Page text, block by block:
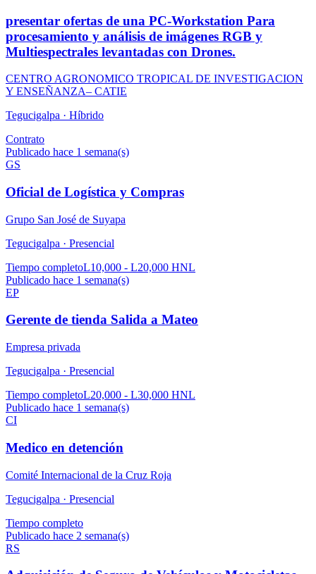
presentar ofertas de una PC-Workstation Para
procesamiento y análisis de imágenes RGB y
Multiespectrales levantadas con Drones.
CENTRO AGRONOMICO TROPICAL DE INVESTIGACION
Y ENSEÑANZA– CATIE
Tegucigalpa · Híbrido
Contrato
Publicado hace 1 semana(s)
GS
Oficial de Logística y Compras
Grupo San José de Suyapa
Tegucigalpa · Presencial
Tiempo completoL10,000 - L20,000 HNL
Publicado hace 1 semana(s)
EP
Gerente de tienda Salida a Mateo
Empresa privada
Tegucigalpa · Presencial
Tiempo completoL20,000 - L30,000 HNL
Publicado hace 1 semana(s)
CI
Medico en detención
Comité Internacional de la Cruz Roja
Tegucigalpa · Presencial
Tiempo completo
Publicado hace 2 semana(s)
RS